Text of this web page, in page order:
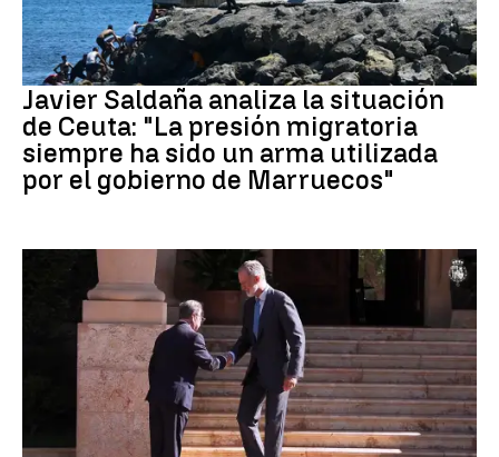
Crisis migratoria Ceuta
Javier Saldaña analiza la situación
de Ceuta: "La presión migratoria
siempre ha sido un arma utilizada
por el gobierno de Marruecos"